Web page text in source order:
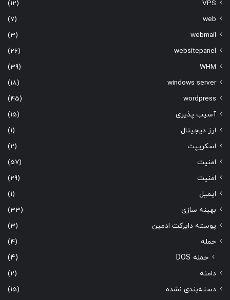
VPS
(12)
web
(7)
webmail
(3)
websitepanel
(26)
WHM
(39)
windows server
(18)
wordpress
(45)
آسیب پذیری
(15)
ارز دیجیتال
(1)
اسکریپت
(2)
امنیت
(57)
امنیت
(29)
ایمیل
(1)
بهینه سازی
(33)
پوسته دایرکت ادمین
(3)
حمله
(4)
حمله DOS (4)
دامنه
(2)
دسته‌بندی نشده
(15)